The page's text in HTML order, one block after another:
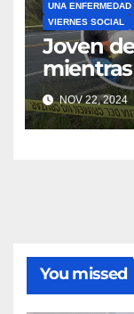
UNA
VIERNES SOCIAL
Joven
NOV 22, 2024
You missed